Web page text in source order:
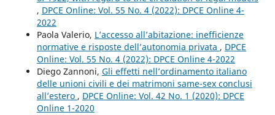
, DPCE Online: Vol. 55 No. 4 (2022): DPCE Online 4-
2022
Paola Valerio, L’accesso all’abitazione: inefficienze
normative e risposte dell’autonomia privata , DPCE
Online: Vol. 55 No. 4 (2022): DPCE Online 4-2022
Diego Zannoni, Gli effetti nell’ordinamento italiano
delle unioni civili e dei matrimoni same-sex conclusi
all’estero , DPCE Online: Vol. 42 No. 1 (2020): DPCE
Online 1-2020